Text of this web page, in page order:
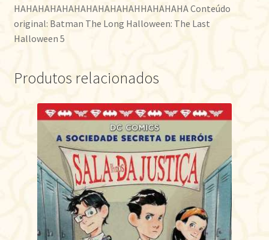
HAHAHAHAHAHAHAHAHAHAHHAHAHAHA Conteúdo
original: Batman The Long Halloween: The Last
Halloween 5
Produtos relacionados